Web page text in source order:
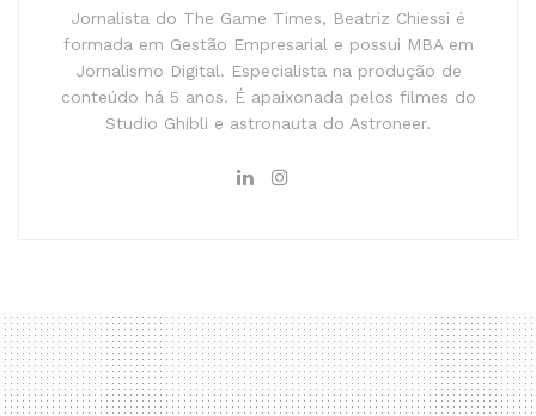
Jornalista do The Game Times, Beatriz Chiessi é
formada em Gestão Empresarial e possui MBA em
Jornalismo Digital. Especialista na produção de
conteúdo há 5 anos. É apaixonada pelos filmes do
Studio Ghibli e astronauta do Astroneer.